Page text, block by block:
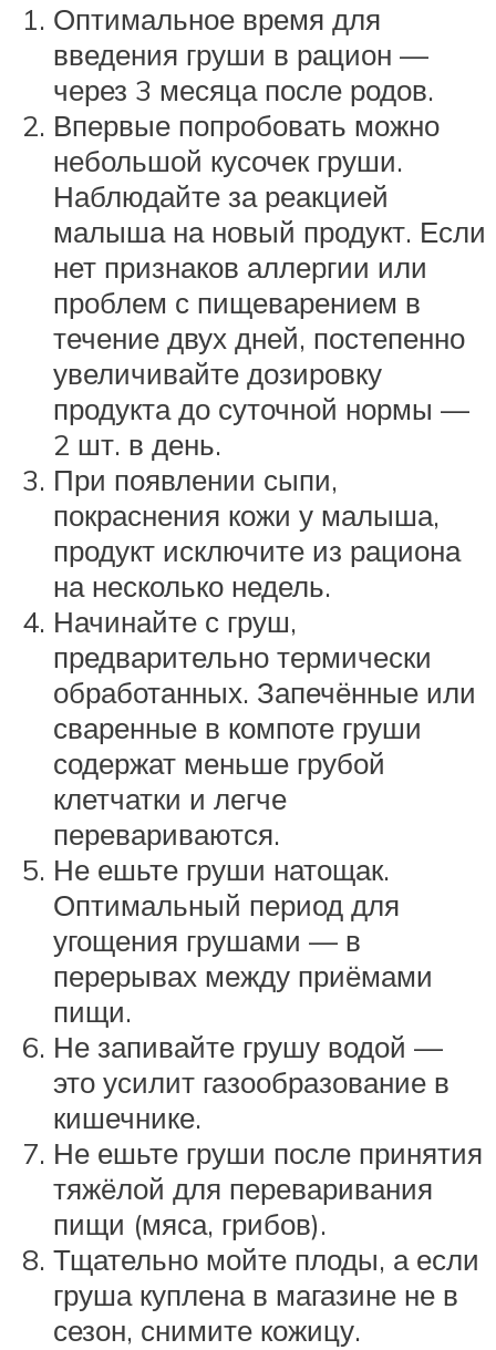
Оптимальное время для
введения груши в рацион —
через 3 месяца после родов.
Впервые попробовать можно
небольшой кусочек груши.
Наблюдайте за реакцией
малыша на новый продукт. Если
нет признаков аллергии или
проблем с пищеварением в
течение двух дней, постепенно
увеличивайте дозировку
продукта до суточной нормы —
2 шт. в день.
При появлении сыпи,
покраснения кожи у малыша,
продукт исключите из рациона
на несколько недель.
Начинайте с груш,
предварительно термически
обработанных. Запечённые или
сваренные в компоте груши
содержат меньше грубой
клетчатки и легче
перевариваются.
Не ешьте груши натощак.
Оптимальный период для
угощения грушами — в
перерывах между приёмами
пищи.
Не запивайте грушу водой —
это усилит газообразование в
кишечнике.
Не ешьте груши после принятия
тяжёлой для переваривания
пищи (мяса, грибов).
Тщательно мойте плоды, а если
груша куплена в магазине не в
сезон, снимите кожицу.